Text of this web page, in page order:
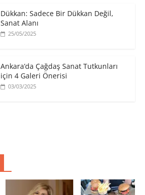
​Dükkan: Sadece Bir Dükkan Değil,
Sanat Alanı
25/05/2025
Ankara’da Çağdaş Sanat Tutkunları
için 4 Galeri Önerisi
03/03/2025